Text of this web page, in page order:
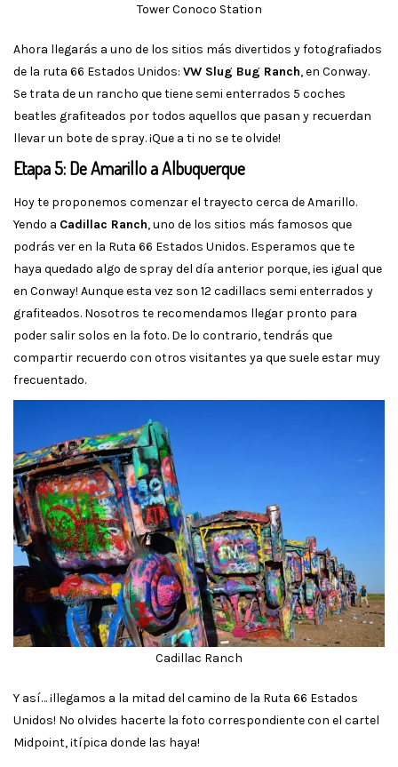
Tower Conoco Station
Ahora llegarás a uno de los sitios más divertidos y fotografiados
de la ruta 66 Estados Unidos: VW Slug Bug Ranch, en Conway.
Se trata de un rancho que tiene semi enterrados 5 coches
beatles grafiteados por todos aquellos que pasan y recuerdan
llevar un bote de spray. ¡Que a ti no se te olvide!
Etapa 5: De Amarillo a Albuquerque
Hoy te proponemos comenzar el trayecto cerca de Amarillo.
Yendo a Cadillac Ranch, uno de los sitios más famosos que
podrás ver en la Ruta 66 Estados Unidos. Esperamos que te
haya quedado algo de spray del día anterior porque, ¡es igual que
en Conway! Aunque esta vez son 12 cadillacs semi enterrados y
grafiteados. Nosotros te recomendamos llegar pronto para
poder salir solos en la foto. De lo contrario, tendrás que
compartir recuerdo con otros visitantes ya que suele estar muy
frecuentado.
Cadillac Ranch
Y así… ¡llegamos a la mitad del camino de la Ruta 66 Estados
Unidos! No olvides hacerte la foto correspondiente con el cartel
Midpoint, ¡típica donde las haya!